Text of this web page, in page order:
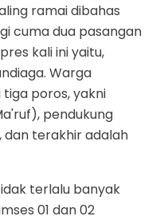
ramai dibahas
cuma dua pasangan
kali ini yaitu,
Warga
poros, yakni
pendukung
dan terakhir adalah
terlalu banyak
01 dan 02